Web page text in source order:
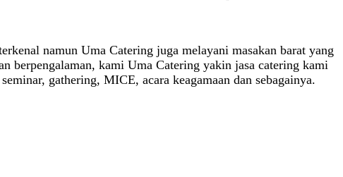
namun Uma Catering juga melayani masakan barat yang
berpengalaman, kami Uma Catering yakin jasa catering kami
gathering, MICE, acara keagamaan dan sebagainya.